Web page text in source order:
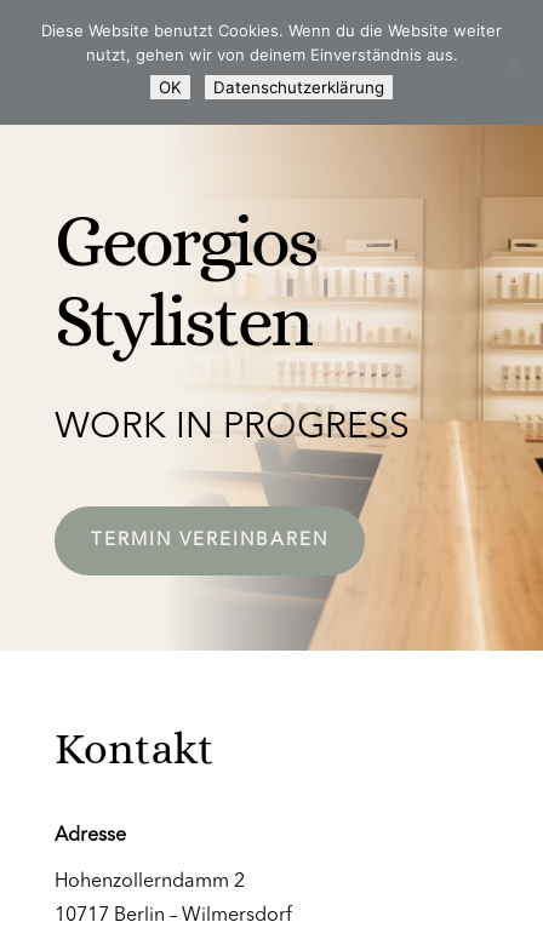
Georgios
Stylisten
WORK IN PROGRESS
TERMIN VEREINBAREN
Kontakt
Adresse
Hohenzollerndamm 2
10717 Berlin – Wilmersdorf
Diese Website benutzt Cookies. Wenn du die Website weiter
nutzt, gehen wir von deinem Einverständnis aus.
OK
Datenschutzerklärung